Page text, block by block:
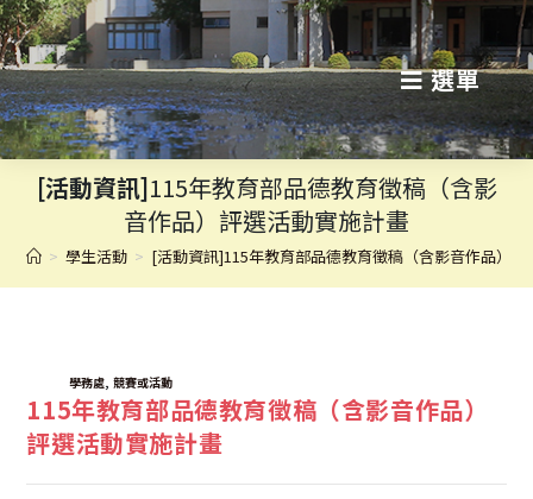
跳
轉
至
主
選單
[活動資訊]115年教育部品德教育徵稿（含影
音作品）評選活動實施計畫
> 學生活動 > [活動資訊]115年教育部品德教育徵稿（含影音作品）
TAGS:學務處, 競賽或活動
115年教育部品德教育徵稿（含影音作品）
評選活動實施計畫